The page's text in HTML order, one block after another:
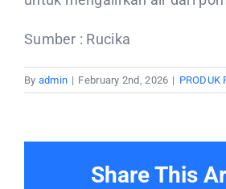
Sumber : Rucika
By admin | February 2nd, 2026 | PRODUK
Share This